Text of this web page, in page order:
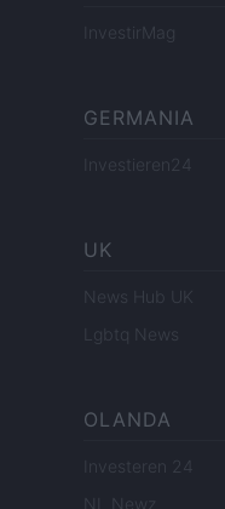
InvestirMag
GERMANIA
Investieren24
UK
News Hub UK
Lgbtq News
OLANDA
Investeren 24
NL Newz